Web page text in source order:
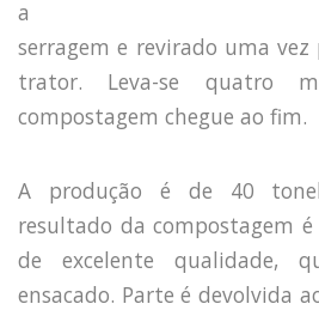
a
serragem e revirado uma
trator. Leva-se quatro
compostagem chegue ao fim.
A produção é de 40
resultado da compostagem
de excelente qualidade,
ensacado. Parte é devolvida